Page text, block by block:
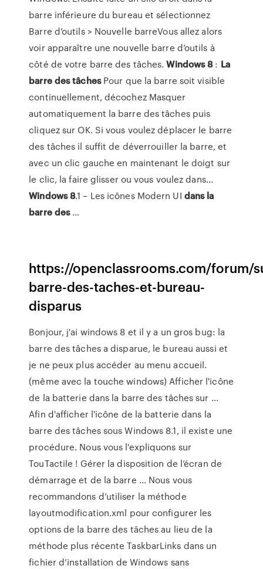
barre inférieure du bureau et sélectionnez
Barre d’outils > Nouvelle barreVous allez alors
voir apparaître une nouvelle barre d’outils à
côté de votre barre des tâches.Windows8: La
barre destâchesPour que la barre soit visible
continuellement, décochez Masquer
automatiquement la barre des tâches puis
cliquez sur OK. Si vous voulez déplacer le barre
des tâches il suffit de déverrouiller la barre, et
avec un clic gauche en maintenant le doigt sur
le clic, la faire glisser ou vous voulez dans...
Windows8.1 – Les icônes Modern UI dans la
barre des…
https://openclassrooms.com/forum/
barre-des-taches-et-bureau-
disparus
Bonjour, j'ai windows 8 et il y a un gros bug: la
barre des tâches a disparue, le bureau aussi et
je ne peux plus accéder au menu accueil.
(même avec la touche windows) Afficher l'icône
de la batterie dans la barre des tâches sur ...
Afin d'afficher l'icône de la batterie dans la
barre des tâches sous Windows 8.1, il existe une
procédure. Nous vous l'expliquons sur
TouTactile ! Gérer la disposition de l’écran de
démarrage et de la barre ... Nous vous
recommandons d’utiliser la méthode
layoutmodification.xml pour configurer les
options de la barre des tâches au lieu de la
méthode plus récente TaskbarLinks dans un
fichier d’installation de Windows sans